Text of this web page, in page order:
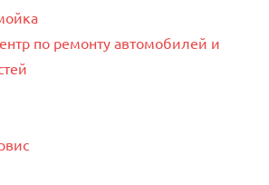
по ремонту автомобилей и